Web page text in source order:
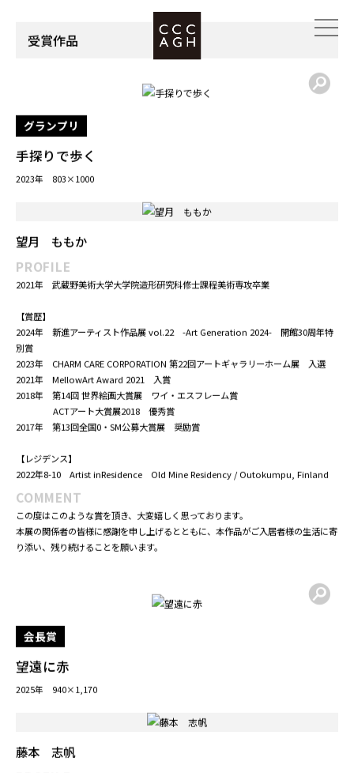
株式会社アーバネットコーポレーション、岡部憲明アーキテクチャ
ーネットワーク、大和ハウス工業株式会社、株式会社グッドパート
ナーズ
グランプリ
2023年 803×1000
望月 ももか
PROFILE
2021年 武蔵野美術大学大学院造形研究科修士課程美術専攻卒業
【賞歴】
2024年 新進アーティスト作品展 vol.22 -Art Generation 2024- 開館30周年特
別賞
2023年 CHARM CARE CORPORATION 第22回アートギャラリーホーム展 入選
2021年 MellowArt Award 2021 入賞
2018年 第14回 世界絵画大賞展 ワイ・エスフレーム賞
2022年8-10 Artist inResidence Old Mine Residency / Outokumpu, Finland
COMMENT
この度はこのような賞を頂き、大変嬉しく思っております。
り添い、残り続けることを願います。